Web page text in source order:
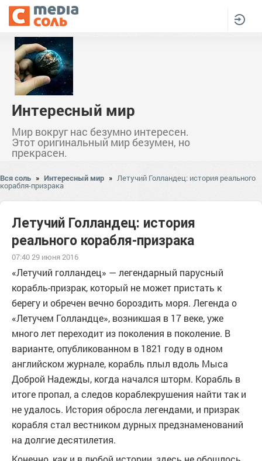
Интересный мир
Мир вокруг нас безумно интересен.
Этот оригинальный мир безумен, но
прекрасен.
Вся соль » Интересный мир » Летучий Голландец: история реального
корабля-призрака
Летучий Голландец: история
реального корабля-призрака
07:40 29 июня 2016
«Летучий голландец» — легендарный парусный
корабль-призрак, который не может пристать к
берегу и обречен вечно бороздить моря. Легенда о
«Летучем Голландце», возникшая в 17 веке, уже
много лет переходит из поколения в поколение. В
варианте, опубликованном в 1821 году в одном
английском журнале, корабль плыл вдоль Мыса
Доброй Надежды, когда начался шторм. Корабль в
итоге пропал, а следов кораблекрушения найти так и
не удалось. История обросла легендами, и призрак
корабля стал вестником дурных предзнаменований
на долгие десятилетия.